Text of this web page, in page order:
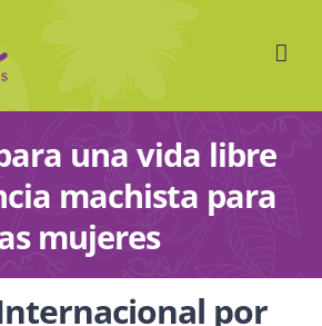
una vida libre
machista para
mujeres
por